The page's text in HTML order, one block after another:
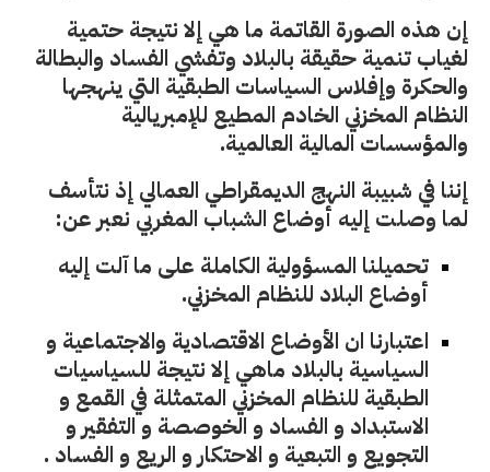
إن هذه الصورة القاتمة ما هي إلا نتيجة حتمية
لغياب تنمية حقيقة بالبلاد وتفشي الفساد والبطالة
والحكرة وإفلاس السياسات الطبقية التي ينهجها
النظام المخزني الخادم المطيع للإمبريالية
والمؤسسات المالية العالمية.
إننا في شبيبة النهج الديمقراطي العمالي إذ نتأسف
لما وصلت إليه أوضاع الشباب المغربي نعبر عن:
تحميلنا المسؤولية الكاملة على ما آلت إليه
أوضاع البلاد للنظام المخزني.
اعتبارنا ان الأوضاع الاقتصادية والاجتماعية و
السياسية بالبلاد ماهي إلا نتيجة للسياسيات
الطبقية للنظام المخزني المتمثلة في القمع و
الاستبداد و الفساد و الخوصصة و التفقير و
التجويع و التبعية و الاحتكار و الريع و الفساد .